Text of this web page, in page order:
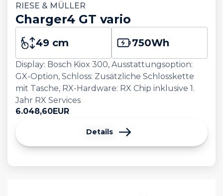
RIESE & MÜLLER
Charger4 GT vario
49 cm 750Wh
Display: Bosch Kiox 300, Ausstattungsoption:
GX-Option, Schloss: Zusätzliche Schlosskette
mit Tasche, RX-Hardware: RX Chip inklusive 1.
Jahr RX Services
6.048,60EUR
Details